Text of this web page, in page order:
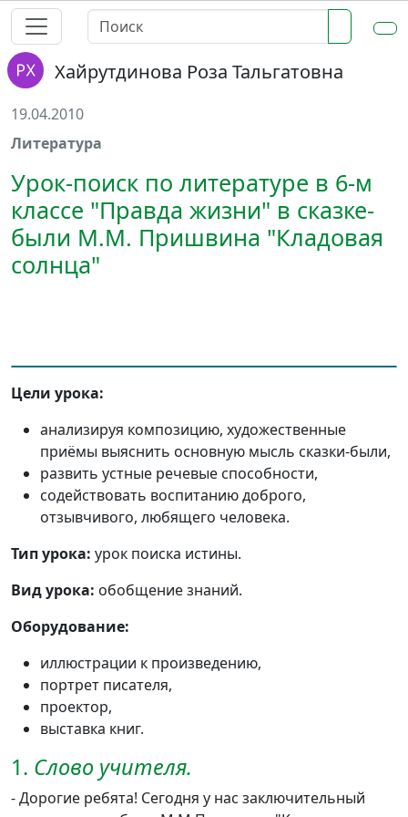
Хайрутдинова Роза Тальгатовна
19.04.2010
Литература
Урок-поиск по литературе в 6-м
классе "Правда жизни" в сказке-
были М.М. Пришвина "Кладовая
солнца"
Цели урока:
анализируя композицию, художественные
приёмы выяснить основную мысль сказки-были,
развить устные речевые способности,
содействовать воспитанию доброго,
отзывчивого, любящего человека.
Тип урока: урок поиска истины.
Вид урока: обобщение знаний.
Оборудование:
иллюстрации к произведению,
портрет писателя,
проектор,
выставка книг.
1. Слово учителя.
- Дорогие ребята! Сегодня у нас заключительный